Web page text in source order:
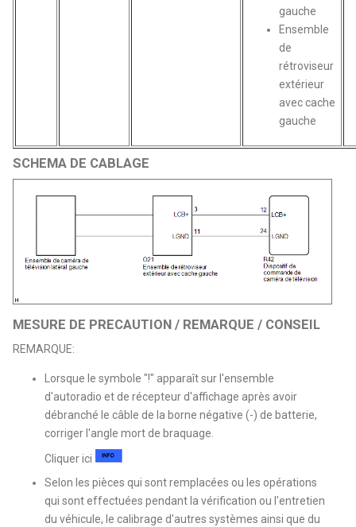
gauche
Ensemble
de
rétroviseur
extérieur
avec cache
gauche
SCHEMA DE CABLAGE
MESURE DE PRECAUTION / REMARQUE / CONSEIL
REMARQUE:
Lorsque le symbole "!" apparaît sur l'ensemble
d'autoradio et de récepteur d'affichage après avoir
débranché le câble de la borne négative (-) de batterie,
corriger l'angle mort de braquage.
Cliquer ici
Selon les pièces qui sont remplacées ou les opérations
qui sont effectuées pendant la vérification ou l'entretien
du véhicule, le calibrage d'autres systèmes ainsi que du